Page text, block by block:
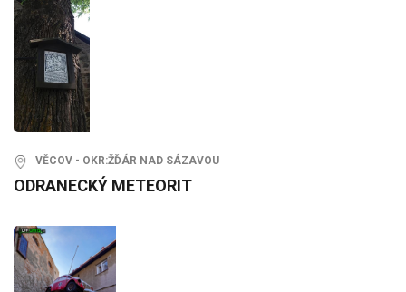
VĚCOV - OKR:ŽĎÁR NAD SÁZAVOU
ODRANECKÝ METEORIT